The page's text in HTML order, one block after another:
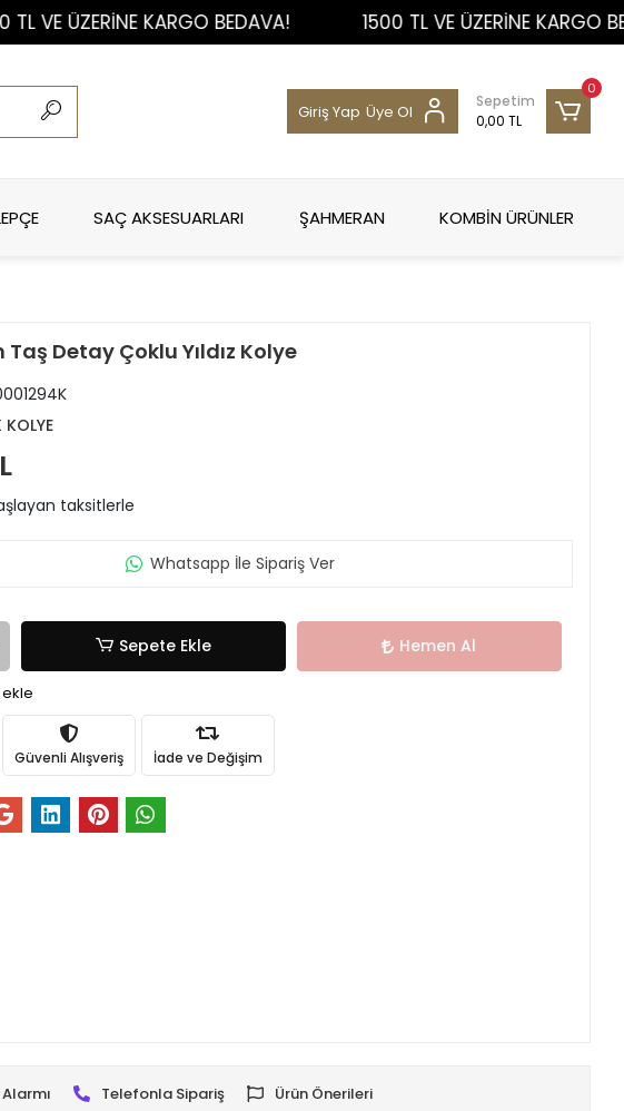
ÜZERİNE KARGO BEDAVA! 1500 TL VE ÜZERİNE KARGO
Giriş Yap Üye Ol
0
Sepetim
0,00 TL
SAÇ AKSESUARLARI ŞAHMERAN KOMBİN ÜRÜNLER
Taş Detay Çoklu Yıldız Kolye
KOLYE
taksitlerle
Whatsapp İle Sipariş Ver
Sepete Ekle Hemen Al
Güvenli Alışveriş İade ve Değişim
Telefonla Sipariş Ürün Önerileri